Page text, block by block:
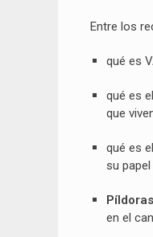
Entre los
qué es
qué es
que
qué es el
su
en el